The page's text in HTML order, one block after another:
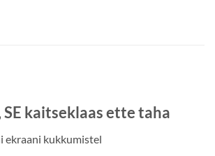
SE kaitseklaas ette taha
ekraani kukkumistel